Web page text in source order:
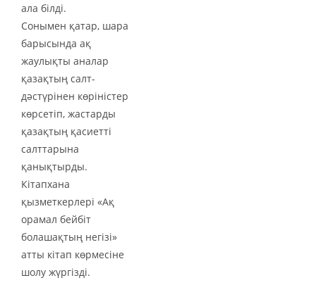
ала білді.
Сонымен қатар, шара
барысында ақ
жаулықты аналар
қазақтың салт-
дәстүрінен көріністер
көрсетіп, жастарды
қазақтың қасиетті
салттарына
қанықтырды.
Кітапхана
қызметкерлері «Ақ
орамал бейбіт
болашақтың негізі»
атты кітап көрмесіне
шолу жүргізді.